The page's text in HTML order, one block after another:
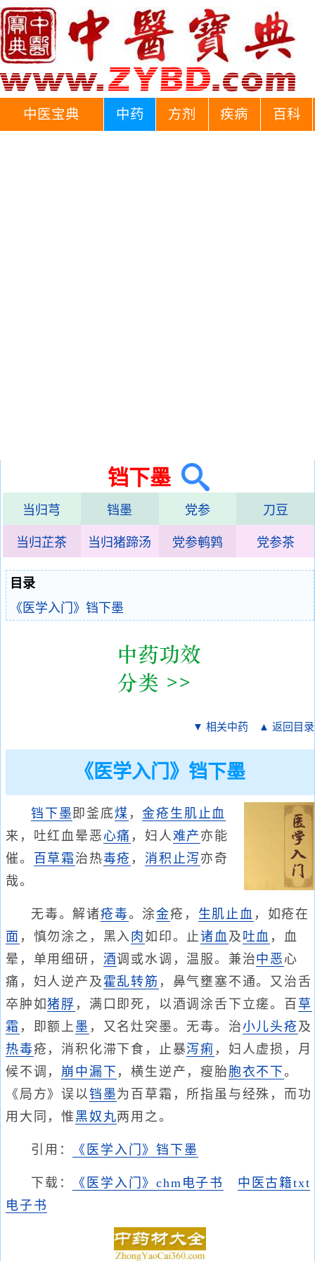
中医宝典 中药 方剂 疾病 百科
铛下墨
当归芎 铛墨 党参 刀豆
当归芷茶 当归猪蹄汤 党参鹌鹑 党参茶
目录
《医学入门》铛下墨
▼ 相关中药 ▲ 返回目录
《医学入门》铛下墨
铛下墨即釜底煤 ，金疮 生肌止血
来，吐红血晕恶 心痛 ，妇人难产 亦能
催。
百草霜 治热毒疮 ，消积 止泻 亦奇
哉。
无毒。解诸疮毒。涂金疮， 生肌止血 ，如疮在
面 ，慎勿涂之，黑入 肉如印。止诸血及 吐血 ，血
晕，单用细研， 酒调或水调，温服。兼治中恶 心
痛，妇人逆产及 霍乱转筋 ，鼻气壅塞不通。又治舌
卒肿如猪脬 ，满口即死，以酒调涂舌下立瘥。百 草
霜 ，即额上 墨 ，又名灶突墨。无毒。治小儿头疮 及
热毒疮，消积化滞下食，止暴泻痢 ，妇人虚损，月
候不调， 崩中漏下 ，横生逆产，瘦胎胞衣不下。
《局方》误以铛墨为百草霜，所指虽与经殊，而功
用大同，惟 黑奴丸两用之。
引用： 《医学入门》铛下墨
下载： 《医学入门》chm电子书
中医古籍txt
电子书